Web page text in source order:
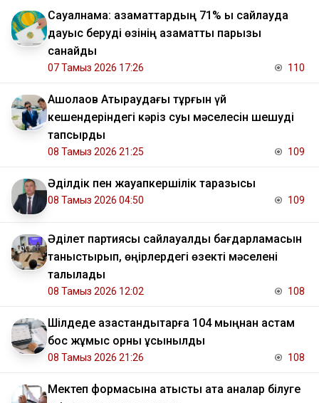
Сауалнама: азаматтардың 71% ы сайлауда
дауыс беруді өзінің азаматтық парызы
санайды
07 Тамыз 2026 17:26 110
​Ақшолақов Атыраудағы тұрғын үй
кешендеріндегі кәріз суы мәселесін шешуді
тапсырды
08 Тамыз 2026 21:25 109
Әділдік пен жауапкершілік таразысы
08 Тамыз 2026 04:50 109
Әділет партиясы сайлауалды бағдарламасын
таныстырып, өңірлердегі өзекті мәселені
талқылады
08 Тамыз 2026 12:02 108
​Шілдеде қазақстандықтарға 104 мыңнан астам
бос жұмыс орны ұсынылды
08 Тамыз 2026 21:26 108
Мектеп формасына қатысты ата аналар білуге